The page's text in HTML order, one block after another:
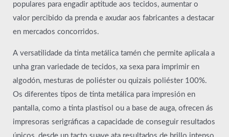
populares para engadir aptitude aos tecidos, aumentar o
valor percibido da prenda e axudar aos fabricantes a destacar
en mercados concorridos.
A versatilidade da tinta metálica tamén che permite aplicala a
unha gran variedade de tecidos, xa sexa para imprimir en
algodón, mesturas de poliéster ou quizais poliéster 100%.
Os diferentes tipos de tinta metálica para impresión en
pantalla, como a tinta plastisol ou a base de auga, ofrecen ás
impresoras serigráficas a capacidade de conseguir resultados